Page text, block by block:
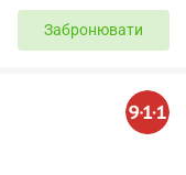
Забронювати